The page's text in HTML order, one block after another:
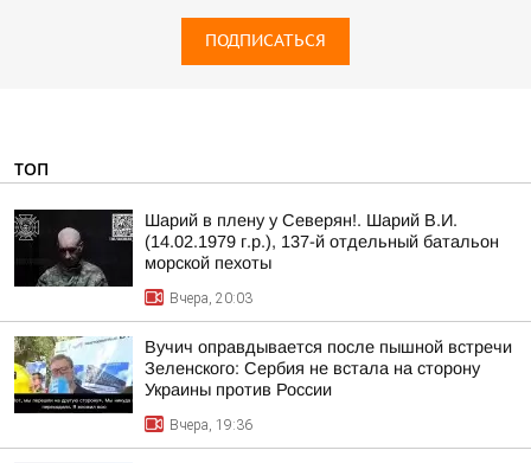
ПОДПИСАТЬСЯ
ТОП
Шарий в плену у Северян!. Шарий В.И.
(14.02.1979 г.р.), 137-й отдельный батальон
морской пехоты
Вчера, 20:03
Вучич оправдывается после пышной встречи
Зеленского: Сербия не встала на сторону
Украины против России
Вчера, 19:36